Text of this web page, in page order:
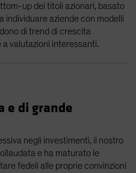
up dei titoli azionari, basato
individuare aziende con modelli
di trend di crescita
valutazioni interessanti.
e di grande
negli investimenti, il nostro
e ha maturato le
fedeli alle proprie convinzioni